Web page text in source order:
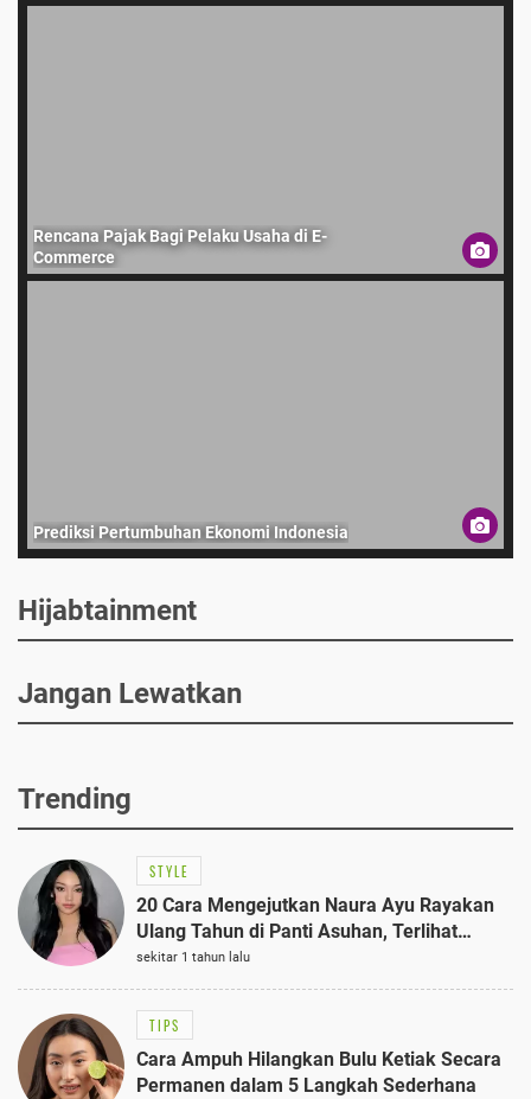
Rencana Pajak Bagi Pelaku Usaha di E-
Commerce
Prediksi Pertumbuhan Ekonomi Indonesia
Hijabtainment
Jangan Lewatkan
Trending
STYLE
20 Cara Mengejutkan Naura Ayu Rayakan
Ulang Tahun di Panti Asuhan, Terlihat
Anggun dengan Kaftan Cokelat
sekitar 1 tahun lalu
TIPS
Cara Ampuh Hilangkan Bulu Ketiak Secara
Permanen dalam 5 Langkah Sederhana